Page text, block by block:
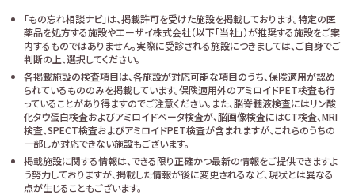
「もの忘れ相談ナビ」は、掲載許可を受けた施設を掲載しております。特定の医
薬品を処方する施設やエーザイ株式会社（以下「当社」）が推奨する施設をご案
内するものではありません。実際に受診される施設につきましては、ご自身でご
判断の上、選択してください。
各掲載施設の検査項目は、各施設が対応可能な項目のうち、保険適用が認め
られているもののみを掲載しています。保険適用外のアミロイドPET検査も行
っていることがあり得ますのでご注意ください。また、脳脊髄液検査にはリン酸
化タウ蛋白検査およびアミロイドベータ検査が、脳画像検査にはCT検査、MRI
検査、SPECT検査およびアミロイドPET検査が含まれますが、これらのうちの
一部しか対応できない施設もございます。
掲載施設に関する情報は、できる限り正確かつ最新の情報をご提供できますよ
う努力しておりますが、掲載した情報が後に変更されるなど、現状とは異なる
点が生じることもございます。